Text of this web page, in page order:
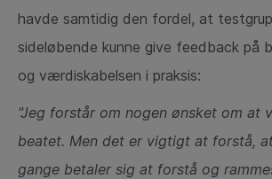
havde samtidig den fordel, at
sideløbende kunne give feedback på
og værdiskabelsen i praksis:
"Jeg forstår om nogen ønsket om at
beatet. Men det er vigtigt at forstå,
gange betaler sig at forstå og